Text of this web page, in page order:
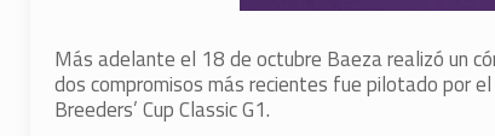
Más adelante el 18 de octubre Baeza realizó un
dos compromisos más recientes fue pilotado por
Breeders’ Cup Classic G1.